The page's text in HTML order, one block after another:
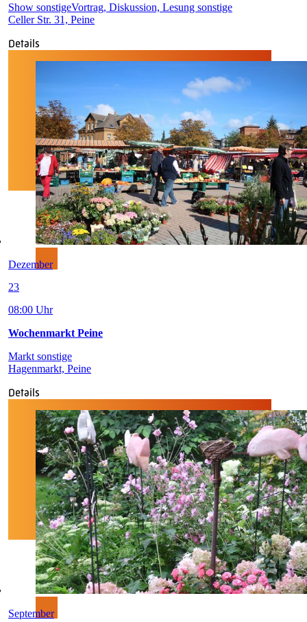
Show sonstigeVortrag, Diskussion, Lesung sonstige
Celler Str. 31, Peine
Details
Dezember
23
08:00 Uhr
Wochenmarkt Peine
Markt sonstige
Hagenmarkt, Peine
Details
September